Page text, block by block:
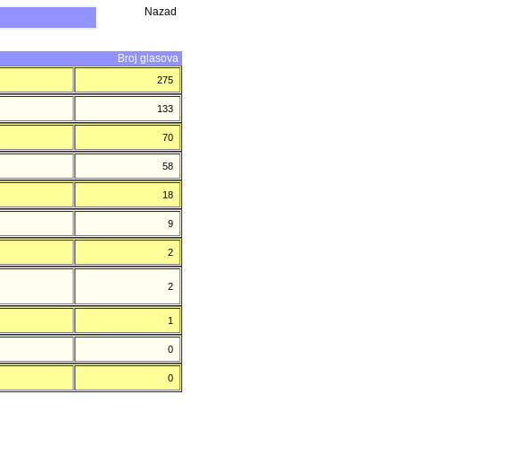
Nazad
Broj glasova
275
133
70
58
18
9
2
2
1
0
0